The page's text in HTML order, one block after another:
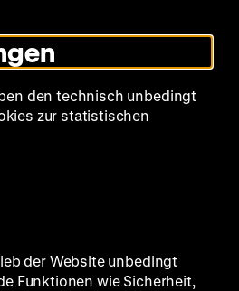
Sprache
Über uns
den technisch unbedingt
zur statistischen
der Website unbedingt
Funktionen wie Sicherheit,